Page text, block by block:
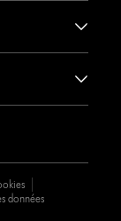
données